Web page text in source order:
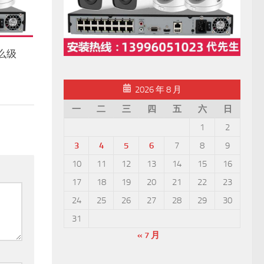
级
2026 年 8 月
一
二 三 四 五 六
日
1
2
3
4 5 6 7 8
9
10
11 12 13 14 15
16
17
18 19 20 21 22
23
24
25 26 27 28 29
30
31
« 7 月